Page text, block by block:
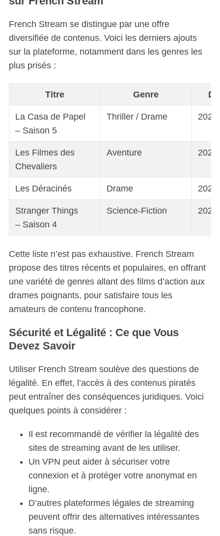
French Stream se distingue par une offre
diversifiée de contenus. Voici les derniers ajouts
sur la plateforme, notamment dans les genres les
plus prisés :
Titre Genre
La Casa de Papel
– Saison 5
Thriller / Drame 2025
Les Filmes des
Chevaliers
Aventure 2025
Les Déracinés Drame 2025
Stranger Things
– Saison 4
Science-Fiction 2025
Cette liste n’est pas exhaustive. French Stream
propose des titres récents et populaires, en offrant
une variété de genres allant des films d’action aux
drames poignants, pour satisfaire tous les
amateurs de contenu francophone.
Sécurité et Légalité : Ce que Vous
Devez Savoir
Utiliser French Stream soulève des questions de
légalité. En effet, l’accès à des contenus piratés
peut entraîner des conséquences juridiques. Voici
quelques points à considérer :
Il est recommandé de vérifier la légalité des
sites de streaming avant de les utiliser.
Un VPN peut aider à sécuriser votre
connexion et à protéger votre anonymat en
ligne.
D’autres plateformes légales de streaming
peuvent offrir des alternatives intéressantes
sans risque.
S
r
c